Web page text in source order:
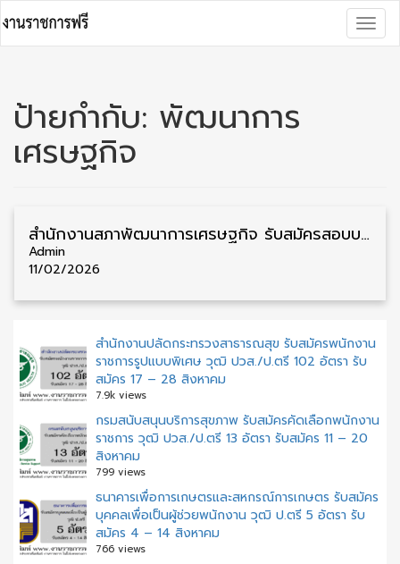
to
content
ป้ายกำกับ: พัฒนาการ
เศรษฐกิจ
สำนักงานสภาพัฒนาการเศรษฐกิจ รับสมัครสอบบรรจุเข้ารับราชการ วุฒิ ป.ตรี/ป.โท 43 อัตรา รับสมัคร 16 กุมภาพันธ์ – 9 มีนาคม
Admin
11/02/2026
สำนักงานปลัดกระทรวงสาธารณสุข รับสมัครพนักงาน
ราชการรูปแบบพิเศษ วุฒิ ปวส./ป.ตรี 102 อัตรา รับ
สมัคร 17 – 28 สิงหาคม
7.9k views
กรมสนับสนุนบริการสุขภาพ รับสมัครคัดเลือกพนักงาน
ราชการ วุฒิ ปวส./ป.ตรี 13 อัตรา รับสมัคร 11 – 20
สิงหาคม
799 views
ธนาคารเพื่อการเกษตรและสหกรณ์การเกษตร รับสมัคร
บุคคลเพื่อเป็นผู้ช่วยพนักงาน วุฒิ ป.ตรี 5 อัตรา รับ
สมัคร 4 – 14 สิงหาคม
766 views